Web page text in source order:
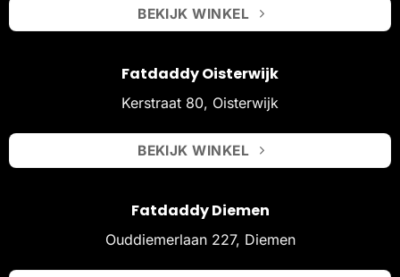
BEKIJK WINKEL
Fatdaddy Oisterwijk
Kerstraat 80, Oisterwijk
BEKIJK WINKEL
Fatdaddy Diemen
Ouddiemerlaan 227, Diemen